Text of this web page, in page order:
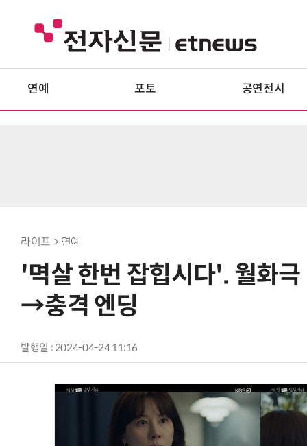
연예 포토 공연전시
라이프 > 연예
'멱살 한번 잡힙시다'. 월화
→충격 엔딩
발행일 : 2024-04-24 11:16
AI Native Enterprise를 지원하는 AI Ready Data